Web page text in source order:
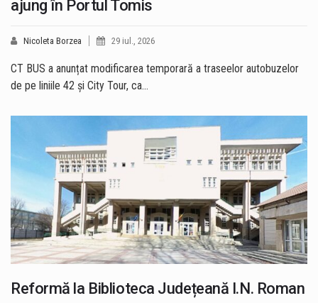
ajung în Portul Tomis
Nicoleta Borzea 29 iul., 2026
CT BUS a anunțat modificarea temporară a traseelor autobuzelor
de pe liniile 42 și City Tour, ca…
Reformă la Biblioteca Județeană I.N. Roman